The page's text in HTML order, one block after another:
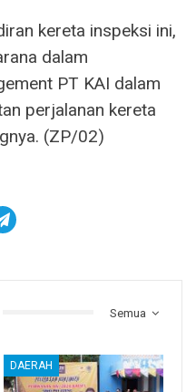
kereta inspeksi ini,
dalam
PT KAI dalam
perjalanan kereta
(ZP/02)
Semua
DAERAH